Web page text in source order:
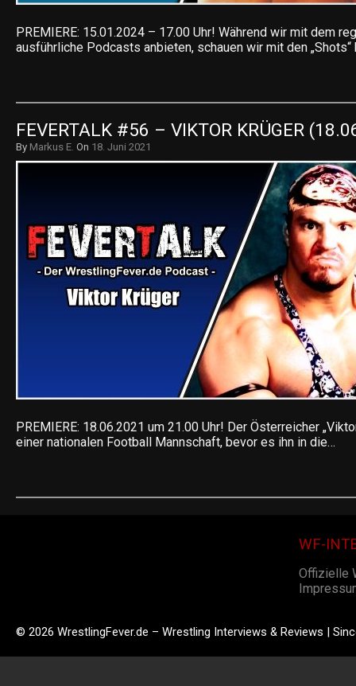
PREMIERE: 15.01.2024 – 17.00 Uhr! Während wir mit dem
ausführliche Podcasts anbieten, schauen wir mit den „Shots“
FEVERTALK #56 – VIKTOR KRÜGER
By Markus E. On 18. Juni 2021
PREMIERE: 18.06.2021 um 21.00 Uhr! Der Österreicher
einer nationalen Football Mannschaft, bevor es ihn in die…
WF-
Offizielle
© 2026 WrestlingFever.de – Wrestling Interviews & Reviews |